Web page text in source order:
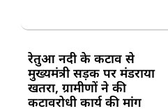
रेतुआ नदी के कटाव से
मुख्यमंत्री सड़क पर मंडराया
खतरा, ग्रामीणों ने की
कटावरोधी कार्य की मांग